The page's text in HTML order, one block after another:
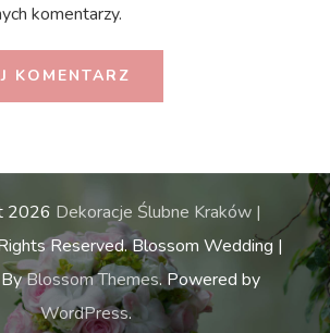
komentarzy.
2026 Dekoracje Ślubne Kraków |
Reserved.Blossom Wedding |
ByBlossom Themes. Powered by
WordPress.